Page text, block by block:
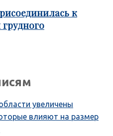
к
увеличены
влияют на размер